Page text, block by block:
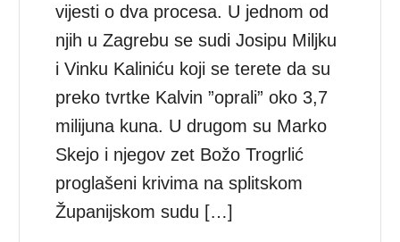
vijesti o dva procesa. U jednom od
njih u Zagrebu se sudi Josipu Miljku
i Vinku Kaliniću koji se terete da su
preko tvrtke Kalvin ”oprali” oko 3,7
milijuna kuna. U drugom su Marko
Skejo i njegov zet Božo Trogrlić
proglašeni krivima na splitskom
Županijskom sudu […]